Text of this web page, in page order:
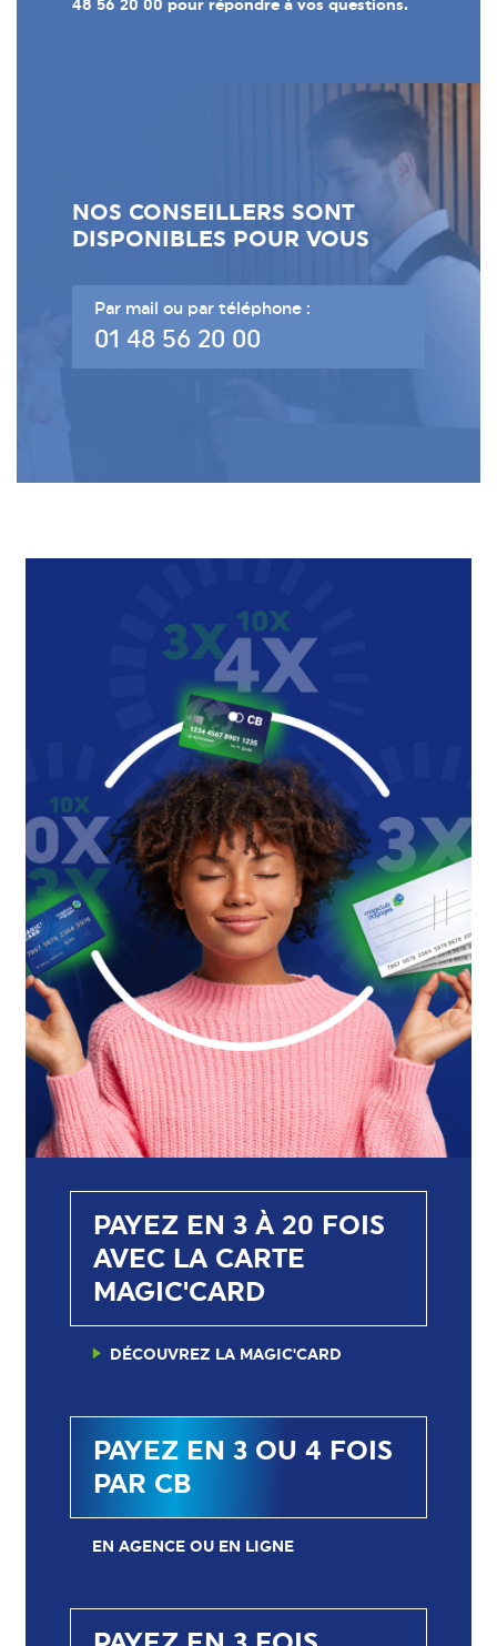
48 56 20 00 pour répondre à vos questions.
NOS CONSEILLERS SONT
DISPONIBLES POUR VOUS
Par mail ou par téléphone :
01 48 56 20 00
PAYEZ EN 3 À 20 FOIS
AVEC LA CARTE
MAGIC'CARD
DÉCOUVREZ LA MAGIC'CARD
PAYEZ EN 3 OU 4 FOIS
PAR CB
EN AGENCE OU EN LIGNE